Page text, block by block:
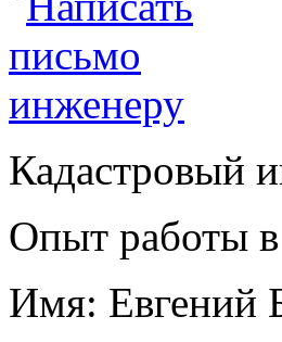
Кадастровый
Опыт работы в
Имя: Евгений